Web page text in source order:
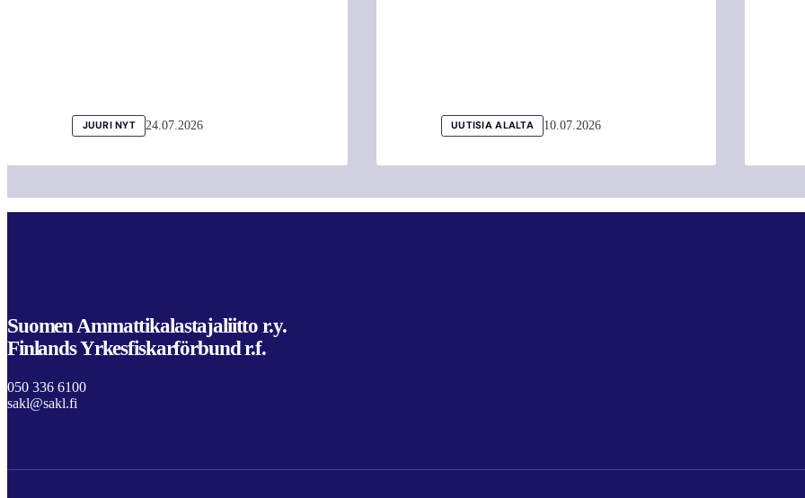
JUURI NYT 24.07.2026 UUTISIA ALALTA 10.07.2026
Suomen Ammattikalastajaliitto r.y.
Finlands Yrkesfiskarförbund r.f.
050 336 6100
sakl@sakl.fi